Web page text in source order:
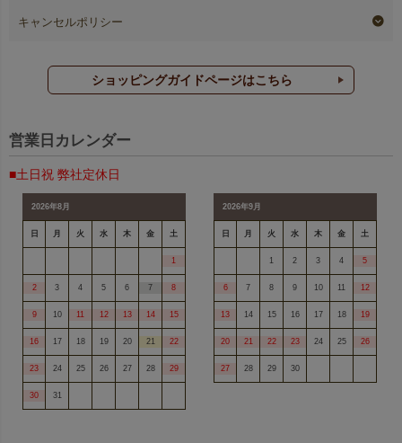
キャンセルポリシー
ショッピングガイドページはこちら
営業日カレンダー
■土日祝 弊社定休日
2026年8月
日 月 火 水 木 金 土
1
2 3 4 5 6 7 8
9 10 11 12 13 14 15
16 17 18 19 20 21 22
23 24 25 26 27 28 29
30 31
2026年9月
日 月 火 水 木 金 土
1 2 3 4 5
6 7 8 9 10 11 12
13 14 15 16 17 18 19
20 21 22 23 24 25 26
27 28 29 30